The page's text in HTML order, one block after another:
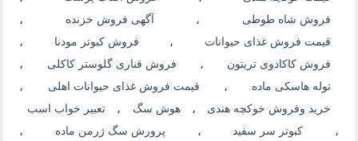
فروش شاه طوطی ، آگهی فروش خزنده ،
قیمت فروش غذای حیوانات ، فروش کبوتر مودنا ،
فروش کاکادوی تریتون ، فروش قناری گلوستر کاکلی ،
توله هاسکی ماده ، قیمت فروش غذای حیوانات اهلی ،
خرید وفروش خوکچه هندی ، هوش سگ ، تعبیر خواب اسب
، کبوتر سر سفید ، پرورش سگ ژرمن ماده ،